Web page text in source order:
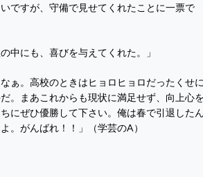
ですが、守備で見せてくれたことに一票で
中にも、喜びを与えてくれた。」
なぁ。高校のときはヒョロヒョロだったくせ
。まあこれからも現状に満足せず、向上心
にぜひ優勝して下さい。俺は春で引退した
。がんばれ！！」（学芸のA）